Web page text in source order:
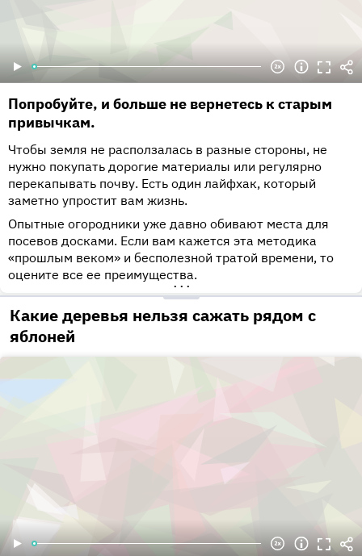
Попробуйте, и больше не вернетесь к старым
привычкам.
Чтобы земля не расползалась в разные стороны, не
нужно покупать дорогие материалы или регулярно
перекапывать почву. Есть один лайфхак, который
заметно упростит вам жизнь.
Опытные огородники уже давно обивают места для
посевов досками. Если вам кажется эта методика
«прошлым веком» и бесполезной тратой времени, то
оцените все ее преимущества.
•••
Какие деревья нельзя сажать рядом с
яблоней